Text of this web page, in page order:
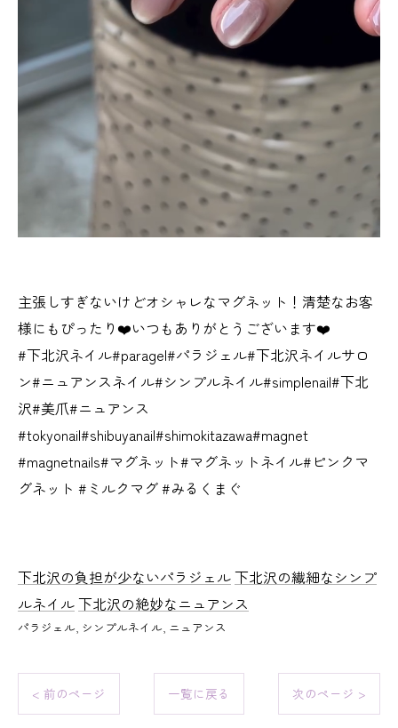
主張しすぎないけどオシャレなマグネット！清楚なお客
様にもぴったり❤️いつもありがとうございます❤️
#下北沢ネイル#paragel#パラジェル#下北沢ネイルサロ
ン#ニュアンスネイル#シンプルネイル#simplenail#下北
沢#美爪#ニュアンス
#tokyonail#shibuyanail#shimokitazawa#magnet
#magnetnails#マグネット#マグネットネイル#ピンクマ
グネット #ミルクマグ #みるくまぐ
下北沢の負担が少ないパラジェル下北沢の繊細なシンプ
ルネイル下北沢の絶妙なニュアンス
パラジェル シンプルネイル ニュアンス
< 前のページ 一覧に戻る 次のページ >